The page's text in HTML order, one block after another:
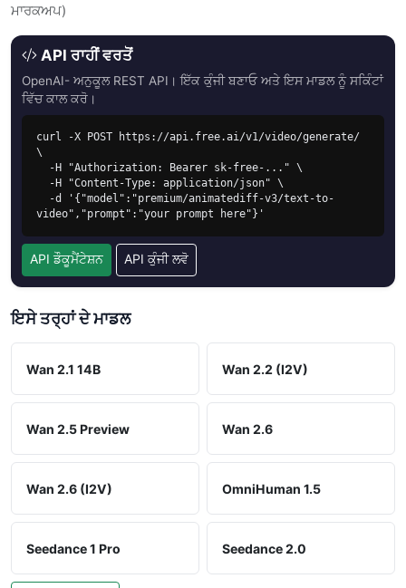
ਮਾਰਕਅਪ)
API ਰਾਹੀਂ ਵਰਤੋਂ
OpenAI- ਅਨੁਕੂਲ REST API। ਇੱਕ ਕੁੰਜੀ ਬਣਾਓ ਅਤੇ ਇਸ ਮਾਡਲ ਨੂੰ ਸਕਿੰਟਾਂ
ਵਿੱਚ ਕਾਲ ਕਰੋ।
curl -X POST https://api.free.ai/v1/video/generate/
\
video","prompt":"your prompt here"}'
API ਡੌਕੂਮੈਂਟੇਸ਼ਨ API ਕੁੰਜੀ ਲਵੋ
ਇਸੇ ਤਰ੍ਹਾਂ ਦੇ ਮਾਡਲ
Wan 2.1 14B Wan 2.2 (I2V)
Wan 2.5 Preview Wan 2.6
Wan 2.6 (I2V) OmniHuman 1.5
Seedance 1 Pro Seedance 2.0